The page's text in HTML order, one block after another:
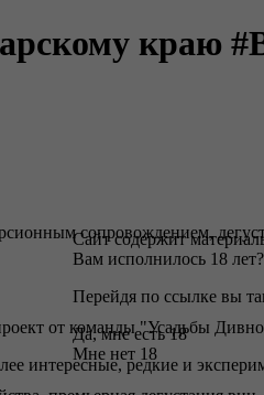
краю
сопровождением,
от команды "Усадьбы
интересные, редкие и
Сайт содержит
Вам исполнилось 18 лет?
Перейдя по ссылке вы
Да, мне есть 18
Мне нет 18